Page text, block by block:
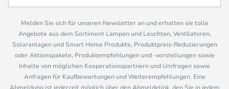
Melden Sie sich für unseren Newsletter an und erhalten sie tolle
Angebote aus dem Sortiment Lampen und Leuchten, Ventilatoren,
Solaranlagen und Smart Home Produkte, Produktpreis-Reduzierungen
oder Aktionspakete, Produktempfehlungen und -vorstellungen sowie
Inhalte von möglichen Kooperationspartnern und Umfragen sowie
Anfragen für Kaufbewertungen und Weiterempfehlungen. Eine
Abmeldung ist jederzeit möglich über den Abmeldelink, den Sie in jedem